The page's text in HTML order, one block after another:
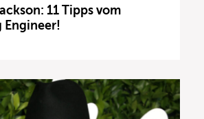
11 Tipps vom
Engineer!